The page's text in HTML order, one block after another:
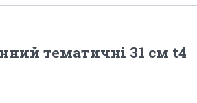
тематичні 31 см t4